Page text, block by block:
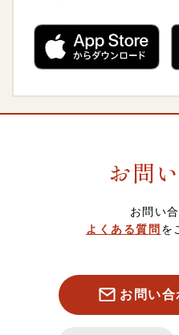
ご飯のおとも
菓子・フルーツ
酒類・飲料品
4,000～4,999円
7,000～7,999円
8,000円以上
熨斗（のし）・包装に
スマート便（ソーシャ
定期・頒布会注文につ
キャンセル・返品につ
卸販売について
お問
お問い
よくある質問 を
お問い合